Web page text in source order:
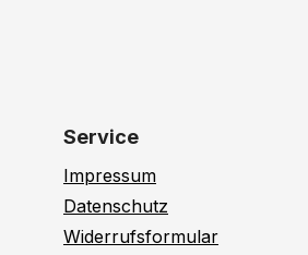
Service
Impressum
Datenschutz
Widerrufsformular